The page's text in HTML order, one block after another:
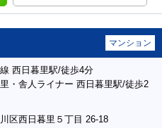
マンション
西日暮里駅/徒歩4分
・舎人ライナー 西日暮里駅/徒歩2
区西日暮里５丁目 26-18